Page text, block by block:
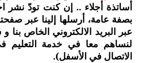
السنة
شهادة
أساتذة أجلاء .. إن كنت تودّ نشر
بصفة عامة، أرسلها إلينا عبر
عبر البريد الالكتروني الخاص
لنساهم معا في خدمة التعليم
الاتصال في الأسفل).